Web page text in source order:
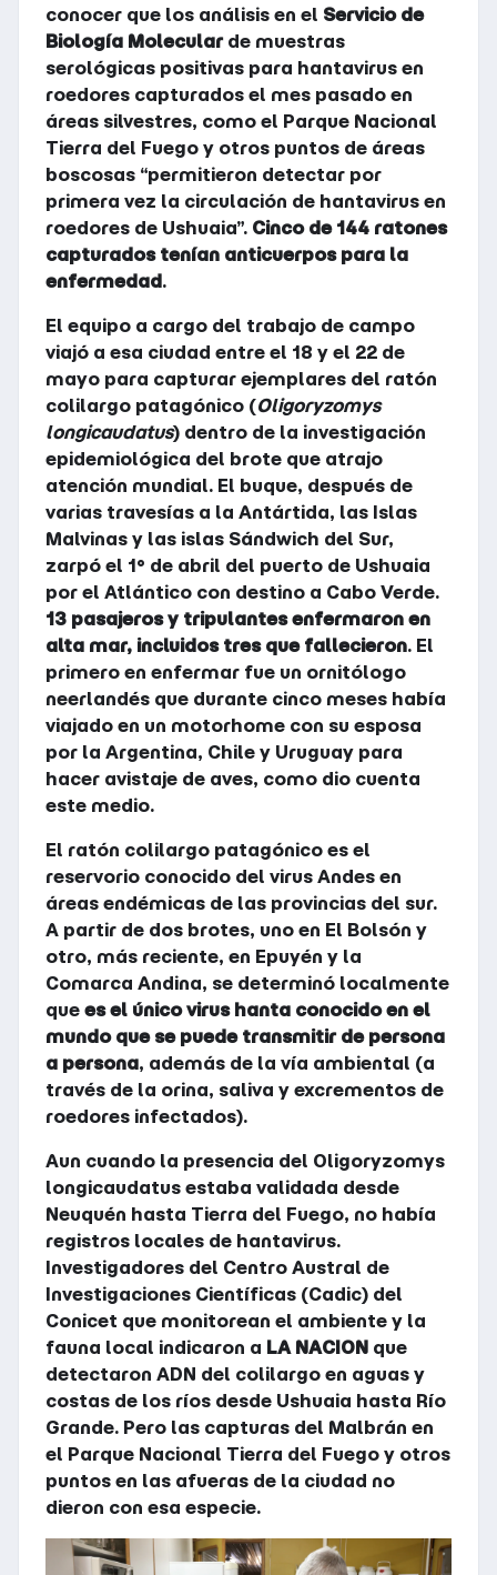
conocer que los análisis en el Servicio de
Biología Molecular de muestras
serológicas positivas para hantavirus en
roedores capturados el mes pasado en
áreas silvestres, como el Parque Nacional
Tierra del Fuego y otros puntos de áreas
boscosas “permitieron detectar por
primera vez la circulación de hantavirus en
roedores de Ushuaia”. Cinco de 144 ratones
capturados tenían anticuerpos para la
enfermedad.
El equipo a cargo del trabajo de campo
viajó a esa ciudad entre el 18 y el 22 de
mayo para capturar ejemplares del ratón
colilargo patagónico (Oligoryzomys
longicaudatus) dentro de la investigación
epidemiológica del brote que atrajo
atención mundial. El buque, después de
varias travesías a la Antártida, las Islas
Malvinas y las islas Sándwich del Sur,
zarpó el 1° de abril del puerto de Ushuaia
por el Atlántico con destino a Cabo Verde.
13 pasajeros y tripulantes enfermaron en
alta mar, incluidos tres que fallecieron. El
primero en enfermar fue un ornitólogo
neerlandés que durante cinco meses había
viajado en un motorhome con su esposa
por la Argentina, Chile y Uruguay para
hacer avistaje de aves, como dio cuenta
este medio.
El ratón colilargo patagónico es el
reservorio conocido del virus Andes en
áreas endémicas de las provincias del sur.
A partir de dos brotes, uno en El Bolsón y
otro, más reciente, en Epuyén y la
Comarca Andina, se determinó localmente
que es el único virus hanta conocido en el
mundo que se puede transmitir de persona
a persona, además de la vía ambiental (a
través de la orina, saliva y excrementos de
roedores infectados).
Aun cuando la presencia del Oligoryzomys
longicaudatus estaba validada desde
Neuquén hasta Tierra del Fuego, no había
registros locales de hantavirus.
Investigadores del Centro Austral de
Investigaciones Científicas (Cadic) del
Conicet que monitorean el ambiente y la
fauna local indicaron a LA NACION que
detectaron ADN del colilargo en aguas y
costas de los ríos desde Ushuaia hasta Río
Grande. Pero las capturas del Malbrán en
el Parque Nacional Tierra del Fuego y otros
puntos en las afueras de la ciudad no
dieron con esa especie.